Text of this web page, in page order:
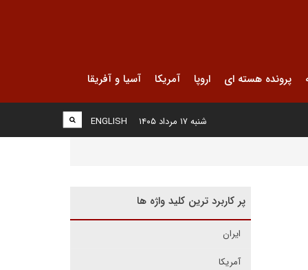
پرونده هسته ای اروپا آمریکا آسیا و آفریقا
ENGLISH شنبه ۱۷ مرداد ۱۴۰۵
پر کاربرد ترین کلید واژه ها
ایران
آمریکا